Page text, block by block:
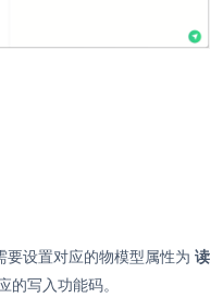
设置对应的物模型属性为 读
写入功能码。